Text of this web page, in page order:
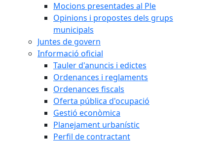
Mocions presentades al Ple
Opinions i propostes dels grups
municipals
Juntes de govern
Informació oficial
Tauler d'anuncis i edictes
Ordenances i reglaments
Ordenances fiscals
Oferta pública d'ocupació
Gestió econòmica
Planejament urbanístic
Perfil de contractant